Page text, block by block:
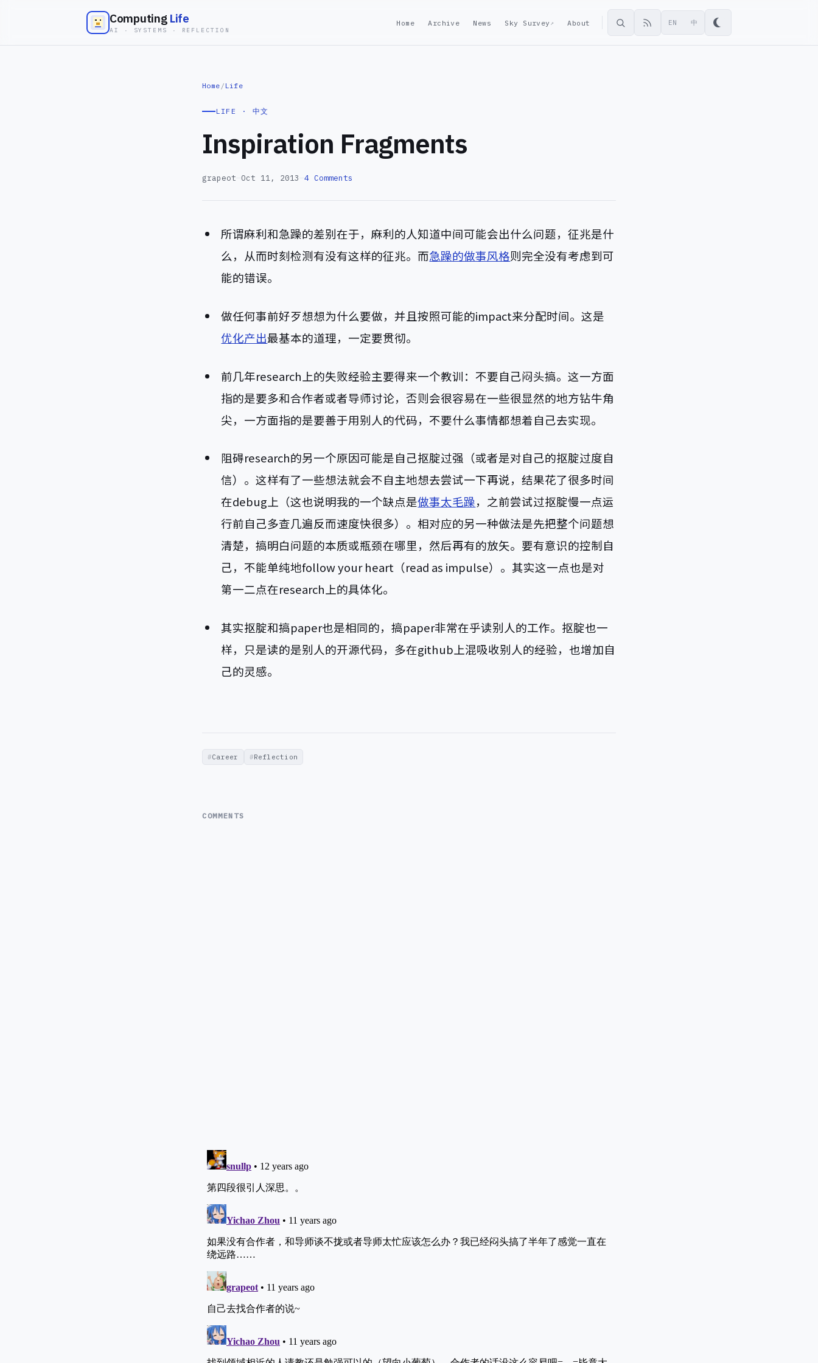
Computing Life
AI · SYSTEMS · REFLECTION
Home Archive News Sky Survey ↗ About EN 中
Home / Life
LIFE · 中文
Inspiration Fragments
grapeot Oct 11, 2013 4 Comments
所谓麻利和急躁的差别在于，麻利的人知道中间可能会出什么问题，征兆是什
么，从而时刻检测有没有这样的征兆。而急躁的做事风格则完全没有考虑到可
能的错误。
做任何事前好歹想想为什么要做，并且按照可能的impact来分配时间。这是
优化产出最基本的道理，一定要贯彻。
前几年research上的失败经验主要得来一个教训：不要自己闷头搞。这一方面
指的是要多和合作者或者导师讨论，否则会很容易在一些很显然的地方钻牛角
尖，一方面指的是要善于用别人的代码，不要什么事情都想着自己去实现。
阻碍research的另一个原因可能是自己抠腚过强（或者是对自己的抠腚过度自
信）。这样有了一些想法就会不自主地想去尝试一下再说，结果花了很多时间
在debug上（这也说明我的一个缺点是做事太毛躁，之前尝试过抠腚慢一点运
行前自己多查几遍反而速度快很多）。相对应的另一种做法是先把整个问题想
清楚，搞明白问题的本质或瓶颈在哪里，然后再有的放矢。要有意识的控制自
己，不能单纯地follow your heart（read as impulse）。其实这一点也是对
第一二点在research上的具体化。
其实抠腚和搞paper也是相同的，搞paper非常在乎读别人的工作。抠腚也一
样，只是读的是别人的开源代码，多在github上混吸收别人的经验，也增加自
己的灵感。
Career Reflection
COMMENTS